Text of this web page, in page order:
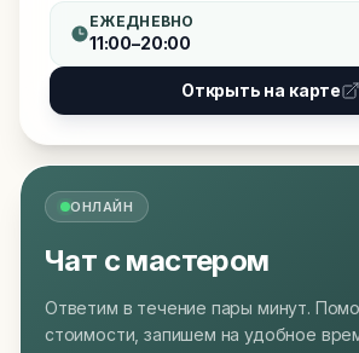
ЕЖЕДНЕВНО
11:00–20:00
Открыть на карте
ОНЛАЙН
Чат с мастером
Ответим в течение пары минут.
стоимости, запишем на удобное